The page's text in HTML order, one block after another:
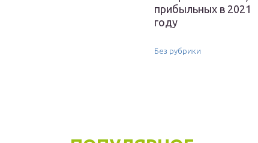
прибыльных в 2021
году
Без рубрики